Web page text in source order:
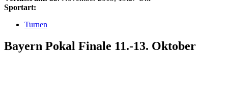
Sportart:
Turnen
Bayern Pokal Finale 11.-13. Oktober